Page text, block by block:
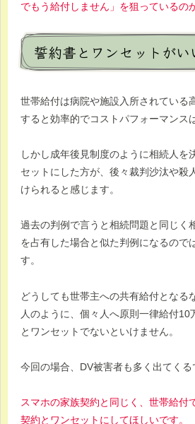
でもう給付しません」を狙っているの
誓約書とワンセットがい
世帯給付は病院や施設入所されている
すると効率的でコストパフォーマンス
しかし成年後見制度のように相続人を
セットにした方が、後々裁判沙汰や殺
けられると感じます。
過去の判例で言うと相続問題と同じく
を占有した場合と似た判例になるので
す。
どうしても世帯主への共有給付となる
人のように、個々人へ原則一律給付10
とワンセットでないといけません。
今回の場合、DV被害者も多く出てくる
スマホの家族契約と同じく、世帯給付
契約とワンセットにしてほしいです。